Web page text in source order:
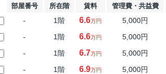
部屋番号 所在階 賃料 管理費・共益費
- 1階 6.6万円 5,000円
- 1階 6.6万円 5,000円
- 1階 6.7万円 5,000円
- 1階 6.9万円 5,000円